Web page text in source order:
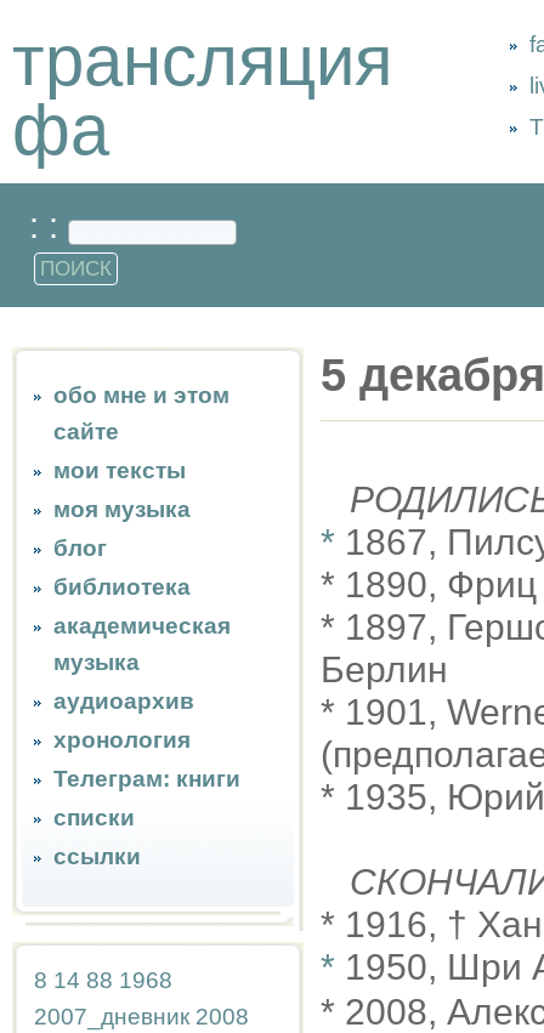
трансляция
фа
: :
обо мне и этом
сайте
мои тексты
моя музыка
блог
библиотека
академическая
музыка
аудиоархив
хронология
Телеграм: книги
списки
ссылки
8 14 88 1968
2007_дневник 2008
5 декабря
* 1867,
* 1890, Фриц
* 1897,
Берлин
* 1901,
* 1935,
* 1916, †
* 1950, Шри
* 2008,